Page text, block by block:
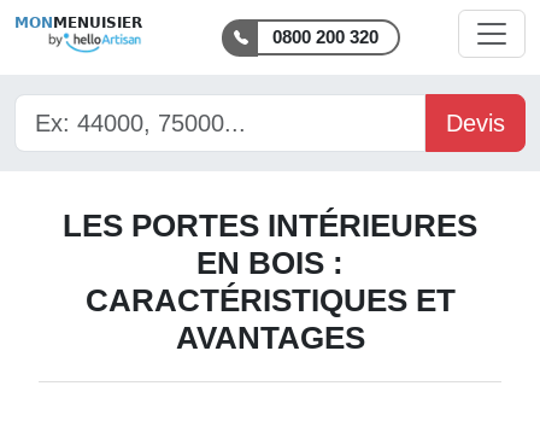
MON MENUISIER
0800 200 320
Devis
LES PORTES INTÉRIEURES
EN BOIS :
CARACTÉRISTIQUES ET
AVANTAGES